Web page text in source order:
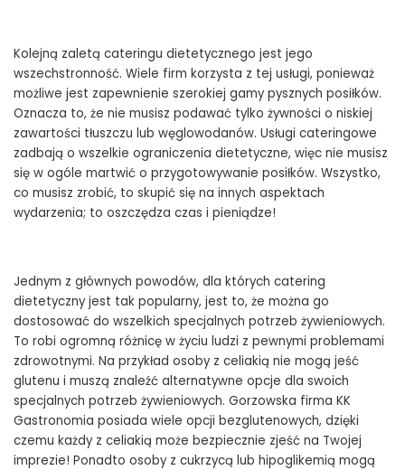
Kolejną zaletą cateringu dietetycznego jest jego
wszechstronność. Wiele firm korzysta z tej usługi, ponieważ
możliwe jest zapewnienie szerokiej gamy pysznych posiłków.
Oznacza to, że nie musisz podawać tylko żywności o niskiej
zawartości tłuszczu lub węglowodanów. Usługi cateringowe
zadbają o wszelkie ograniczenia dietetyczne, więc nie musisz
się w ogóle martwić o przygotowywanie posiłków. Wszystko,
co musisz zrobić, to skupić się na innych aspektach
wydarzenia; to oszczędza czas i pieniądze!
Jednym z głównych powodów, dla których catering
dietetyczny jest tak popularny, jest to, że można go
dostosować do wszelkich specjalnych potrzeb żywieniowych.
To robi ogromną różnicę w życiu ludzi z pewnymi problemami
zdrowotnymi. Na przykład osoby z celiakią nie mogą jeść
glutenu i muszą znaleźć alternatywne opcje dla swoich
specjalnych potrzeb żywieniowych. Gorzowska firma KK
Gastronomia posiada wiele opcji bezglutenowych, dzięki
czemu każdy z celiakią może bezpiecznie zjeść na Twojej
imprezie! Ponadto osoby z cukrzycą lub hipoglikemią mogą